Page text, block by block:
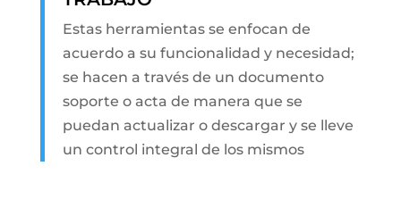
Estas herramientas se enfocan de
acuerdo a su funcionalidad y necesidad;
se hacen a través de un documento
soporte o acta de manera que se
puedan actualizar o descargar y se lleve
un control integral de los mismos